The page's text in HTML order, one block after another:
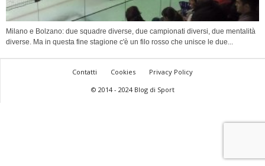
Milano e Bolzano: due squadre diverse, due campionati diversi, due mentalità
diverse. Ma in questa fine stagione c'è un filo rosso che unisce le due...
Contatti Cookies
Privacy Policy
© 2014 - 2024 Blog di Sport